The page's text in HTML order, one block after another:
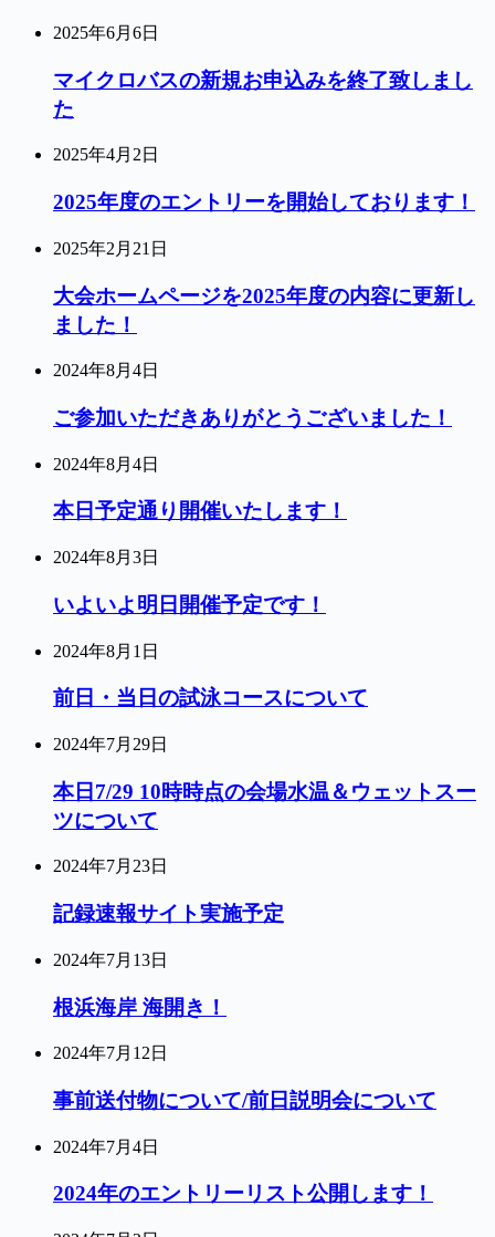
2025年6月6日
マイクロバスの新規お申込みを終了致しまし
た
2025年4月2日
2025年度のエントリーを開始しております！
2025年2月21日
大会ホームページを2025年度の内容に更新し
ました！
2024年8月4日
ご参加いただきありがとうございました！
2024年8月4日
本日予定通り開催いたします！
2024年8月3日
いよいよ明日開催予定です！
2024年8月1日
前日・当日の試泳コースについて
2024年7月29日
本日7/29 10時時点の会場水温＆ウェットスー
ツについて
2024年7月23日
記録速報サイト実施予定
2024年7月13日
根浜海岸 海開き！
2024年7月12日
事前送付物について/前日説明会について
2024年7月4日
2024年のエントリーリスト公開します！